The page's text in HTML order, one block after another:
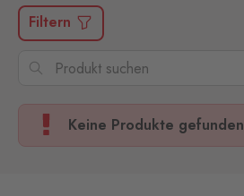
Filtern
Keine Produkte gefunden